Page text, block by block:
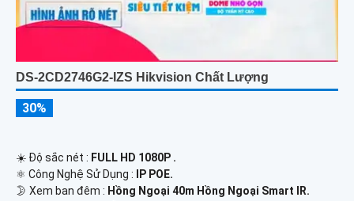
DS-2CD2746G2-IZS Hikvision Chất Lượng
30%
☀️ Độ sắc nét : FULL HD 1080P .
⚛️ Công Nghệ Sử Dụng :
IP POE.
🌛 Xem ban đêm : Hồng Ngoại 40m Hồng Ngoại Smart IR.